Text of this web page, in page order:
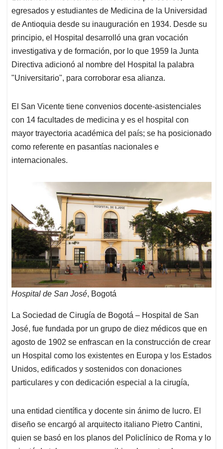
egresados y estudiantes de Medicina de la Universidad
de Antioquia desde su inauguración en 1934. Desde su
principio, el Hospital desarrolló una gran vocación
investigativa y de formación, por lo que 1959 la Junta
Directiva adicionó al nombre del Hospital la palabra
"Universitario", para corroborar esa alianza.
El San Vicente tiene convenios docente-asistenciales
con 14 facultades de medicina y es el hospital con
mayor trayectoria académica del país; se ha posicionado
como referente en pasantías nacionales e
internacionales.
Hospital de San José, Bogotá
La Sociedad de Cirugía de Bogotá – Hospital de San
José, fue fundada por un grupo de diez médicos que en
agosto de 1902 se enfrascan en la construcción de crear
un Hospital como los existentes en Europa y los Estados
Unidos, edificados y sostenidos con donaciones
particulares y con dedicación especial a la cirugía,
una entidad científica y docente sin ánimo de lucro. El
diseño se encargó al arquitecto italiano Pietro Cantini,
quien se basó en los planos del Policlínico de Roma y lo